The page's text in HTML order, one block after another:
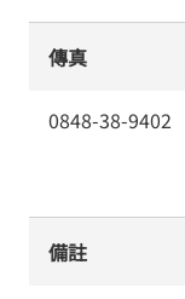
傳真
0848-38-9402
備註